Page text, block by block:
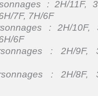
: 2H/11F,
7F, 7H/6F
: 2H/10F,
6F
: 2H/9F,
: 2H/8F,